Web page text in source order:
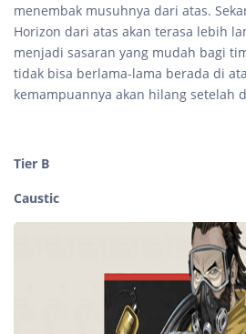
menembak musuhnya dari atas.
Horizon dari atas akan terasa lebih
menjadi sasaran yang mudah bagi
tidak bisa berlama-lama berada di
kemampuannya akan hilang setelah
Tier B
Caustic